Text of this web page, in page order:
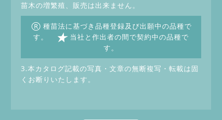
苗木の増繁殖、販売は出来ません。
® 種苗法に基づき品種登録及び出願中の品種で
す。
★ 当社と作出者の間で契約中の品種で
す。
3.本カタログ記載の写真・文章の無断複写・転載は固
くお断りいたします。